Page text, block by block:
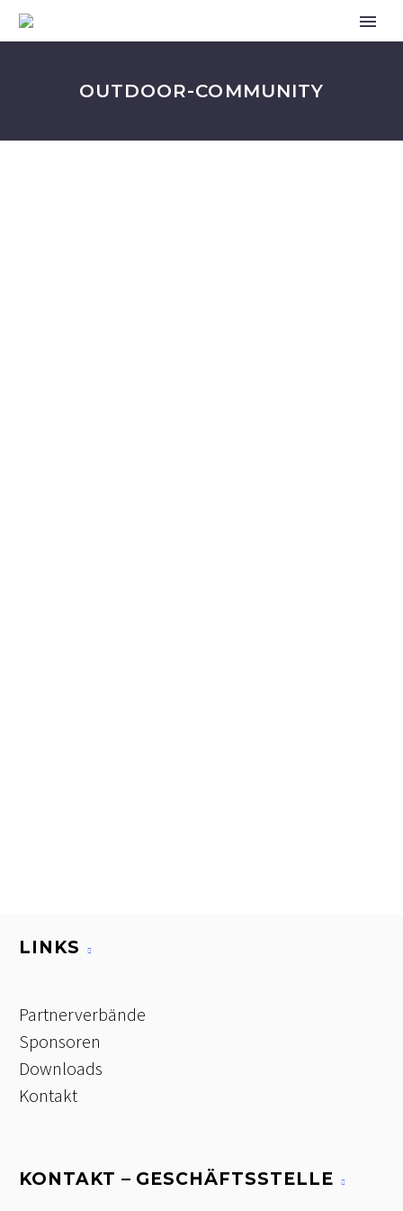
OUTDOOR-COMMUNITY
LINKS
Partnerverbände
Sponsoren
Downloads
Kontakt
KONTAKT – GESCHÄFTSSTELLE